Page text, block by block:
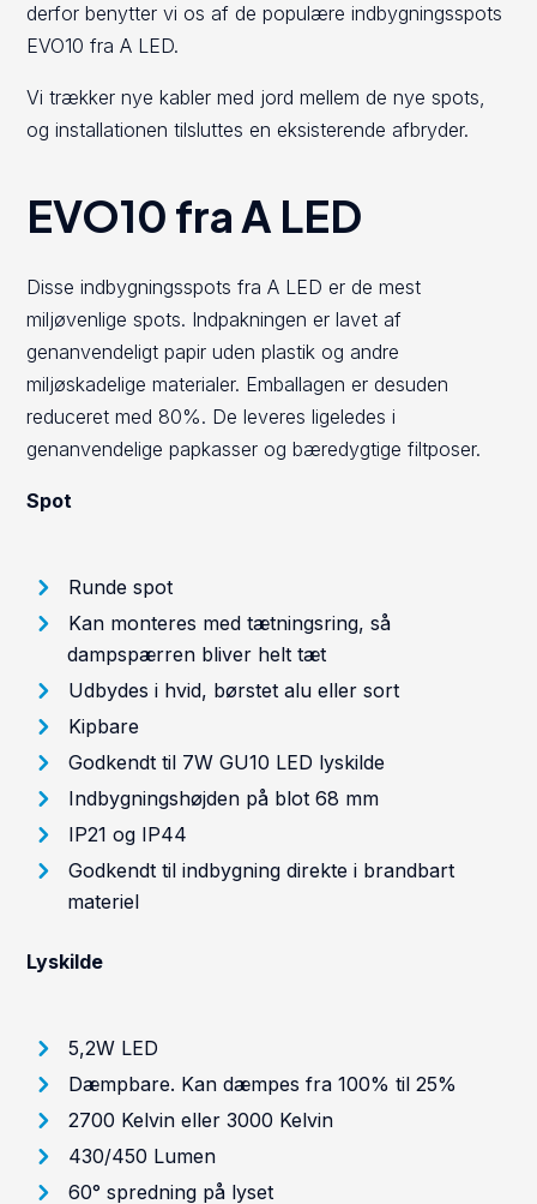
derfor benytter vi os af de populære indbygningsspots
EVO10 fra A LED.
Vi trækker nye kabler med jord mellem de nye spots,
og installationen tilsluttes en eksisterende afbryder.
EVO10 fra A LED
Disse indbygningsspots fra A LED er de mest
miljøvenlige spots. Indpakningen er lavet af
genanvendeligt papir uden plastik og andre
miljøskadelige materialer. Emballagen er desuden
reduceret med 80%. De leveres ligeledes i
genanvendelige papkasser og bæredygtige filtposer.
Spot
Runde spot
Kan monteres med tætningsring, så
dampspærren bliver helt tæt
Udbydes i hvid, børstet alu eller sort
Kipbare
Godkendt til 7W GU10 LED lyskilde
Indbygningshøjden på blot 68 mm
IP21 og IP44
Godkendt til indbygning direkte i brandbart
materiel
Lyskilde
5,2W LED
Dæmpbare. Kan dæmpes fra 100% til 25%
2700 Kelvin eller 3000 Kelvin
430/450 Lumen
60° spredning på lyset